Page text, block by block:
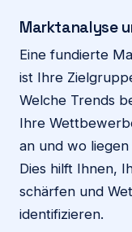
Marktanalyse
Eine fundierte
ist Ihre
Welche Trends
Ihre
an und wo
Dies hilft Ihnen,
schärfen und
identifizieren.